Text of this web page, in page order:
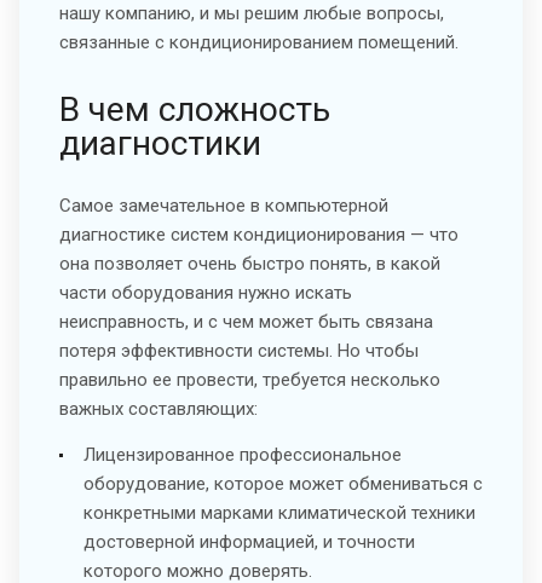
нашу компанию, и мы решим любые вопросы,
связанные с кондиционированием помещений.
В чем сложность
диагностики
Самое замечательное в компьютерной
диагностике систем кондиционирования — что
она позволяет очень быстро понять, в какой
части оборудования нужно искать
неисправность, и с чем может быть связана
потеря эффективности системы. Но чтобы
правильно ее провести, требуется несколько
важных составляющих:
Лицензированное профессиональное
оборудование, которое может обмениваться с
конкретными марками климатической техники
достоверной информацией, и точности
которого можно доверять.